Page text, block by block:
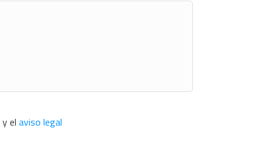
y el aviso legal